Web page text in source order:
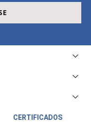
CERTIFICADOS